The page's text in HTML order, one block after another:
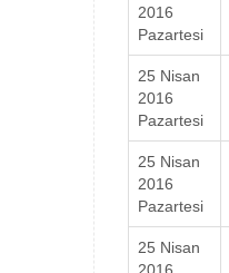
2016
Pazartesi
25 Nisan
2016
Pazartesi
25 Nisan
2016
Pazartesi
25 Nisan